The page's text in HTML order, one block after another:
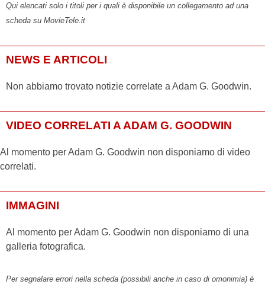
Qui elencati solo i titoli per i quali è disponibile un collegamento ad una
scheda su MovieTele.it
NEWS E ARTICOLI
Non abbiamo trovato notizie correlate a Adam G. Goodwin.
VIDEO CORRELATI A ADAM G. GOODWIN
Al momento per Adam G. Goodwin non disponiamo di video
correlati.
IMMAGINI
Al momento per Adam G. Goodwin non disponiamo di una
galleria fotografica.
Per segnalare errori nella scheda (possibili anche in caso di omonimia) è